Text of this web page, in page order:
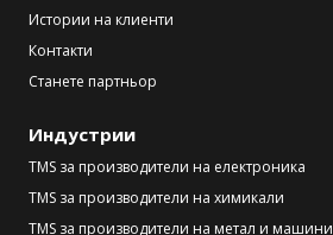
Истории на клиенти
Контакти
Станете партньор
Индустрии
TMS за производители на електроника
TMS за производители на химикали
TMS за производители на метал и машини